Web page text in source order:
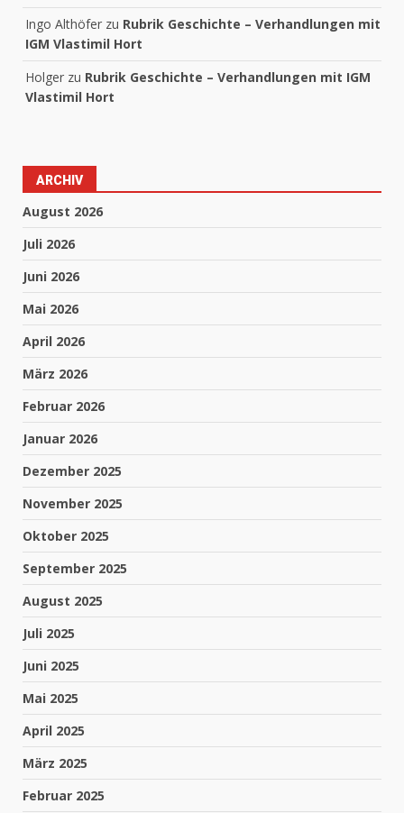
Ingo Althöfer zu Rubrik Geschichte – Verhandlungen mit
IGM Vlastimil Hort
Holger zu Rubrik Geschichte – Verhandlungen mit IGM
Vlastimil Hort
ARCHIV
August 2026
Juli 2026
Juni 2026
Mai 2026
April 2026
März 2026
Februar 2026
Januar 2026
Dezember 2025
November 2025
Oktober 2025
September 2025
August 2025
Juli 2025
Juni 2025
Mai 2025
April 2025
März 2025
Februar 2025